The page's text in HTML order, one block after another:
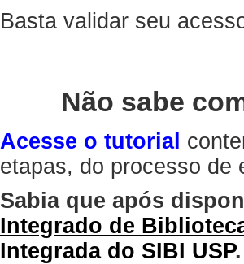
Basta validar seu
Não sabe
Acesse o tutorial
etapas, do processo
Sabia que após
Integrado de
Integrada do SIBI USP.